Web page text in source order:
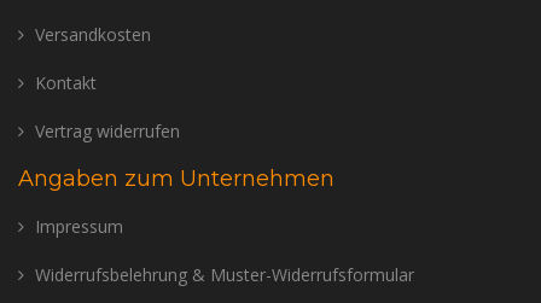
Versandkosten
Kontakt
Vertrag widerrufen
Angaben zum Unternehmen
Impressum
Widerrufsbelehrung & Muster-Widerrufsformular